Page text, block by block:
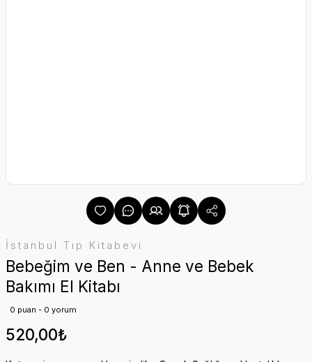
İstanbul Tıp Kitabevi
Bebeğim ve Ben - Anne ve Bebek
Bakımı El Kitabı
0 puan - 0 yorum
520,00₺